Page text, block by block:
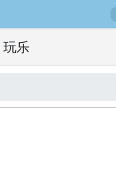
玩乐